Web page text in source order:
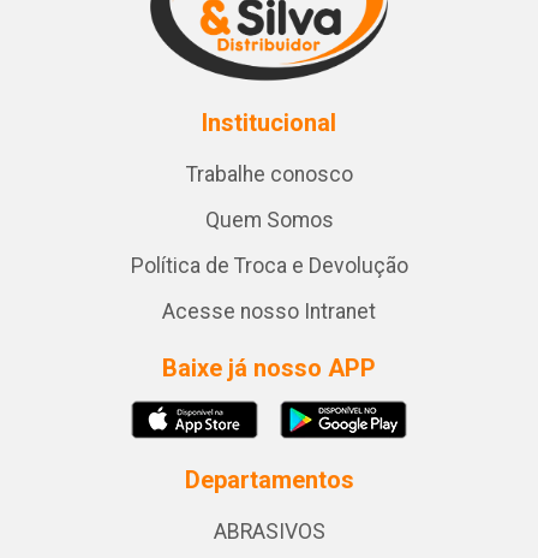
Institucional
Trabalhe conosco
Quem Somos
Política de Troca e Devolução
Acesse nosso Intranet
Baixe já nosso APP
Departamentos
ABRASIVOS